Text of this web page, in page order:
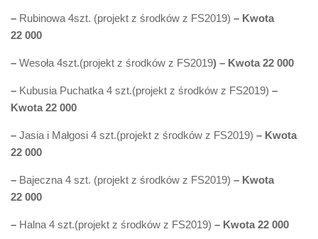
– Rubinowa 4szt. (projekt z środków z FS2019) – Kwota
22 000
– Wesoła 4szt.(projekt z środków z FS2019) – Kwota 22 000
– Kubusia Puchatka 4 szt.(projekt z środków z FS2019) –
Kwota 22 000
– Jasia i Małgosi 4 szt.(projekt z środków z FS2019) – Kwota
22 000
– Bajeczna 4 szt. (projekt z środków z FS2019) – Kwota
22 000
– Halna 4 szt.(projekt z środków z FS2019) – Kwota 22 000